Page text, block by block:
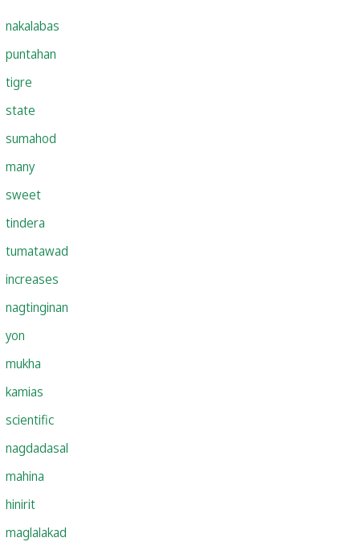
nakalabas
puntahan
tigre
state
sumahod
many
sweet
tindera
tumatawad
increases
nagtinginan
yon
mukha
kamias
scientific
nagdadasal
mahina
hinirit
maglalakad